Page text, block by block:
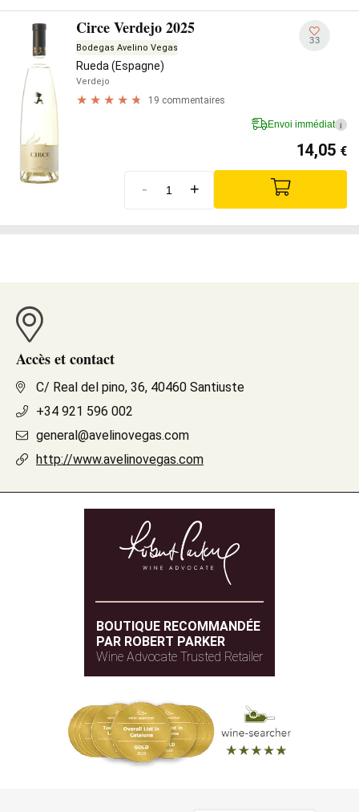
Circe Verdejo 2025
Bodegas Avelino Vegas
Rueda (Espagne)
Verdejo
19 commentaires
33
Envoi immédiat i
14,05 €
- +
Accès et contact
C/ Real del pino, 36, 40460 Santiuste
+34 921 596 002
general@avelinovegas.com
http://www.avelinovegas.com
BOUTIQUE RECOMMANDÉE
PAR ROBERT PARKER
Wine Advocate Trusted Retailer